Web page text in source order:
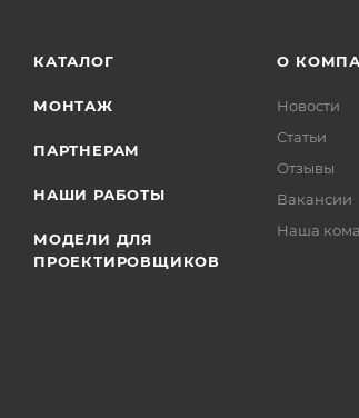
КАТАЛОГ
МОНТАЖ
ПАРТНЕРАМ
НАШИ РАБОТЫ
МОДЕЛИ ДЛЯ
ПРОЕКТИРОВЩИКОВ
О
Новости
Статьи
Отзывы
Вакансии
Наша